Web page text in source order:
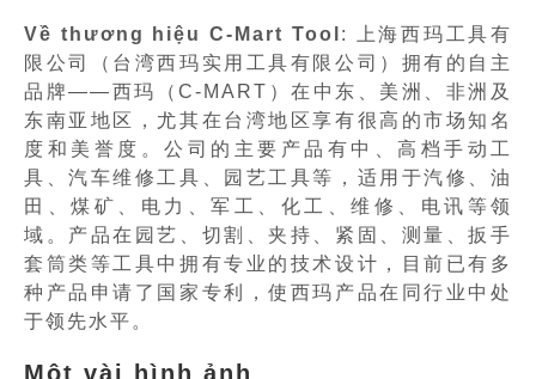
Về thương hiệu C-Mart Tool : 上海西玛工具有
限公司（台湾西玛实用工具有限公司）拥有的自主
品牌——西玛（C-MART）在中东、美洲、非洲及
东南亚地区，尤其在台湾地区享有很高的市场知名
度和美誉度。公司的主要产品有中、高档手动工
具、汽车维修工具、园艺工具等，适用于汽修、油
田、煤矿、电力、军工、化工、维修、电讯等领
域。产品在园艺、切割、夹持、紧固、测量、扳手
套筒类等工具中拥有专业的技术设计，目前已有多
种产品申请了国家专利，使西玛产品在同行业中处
于领先水平。
Một vài hình ảnh